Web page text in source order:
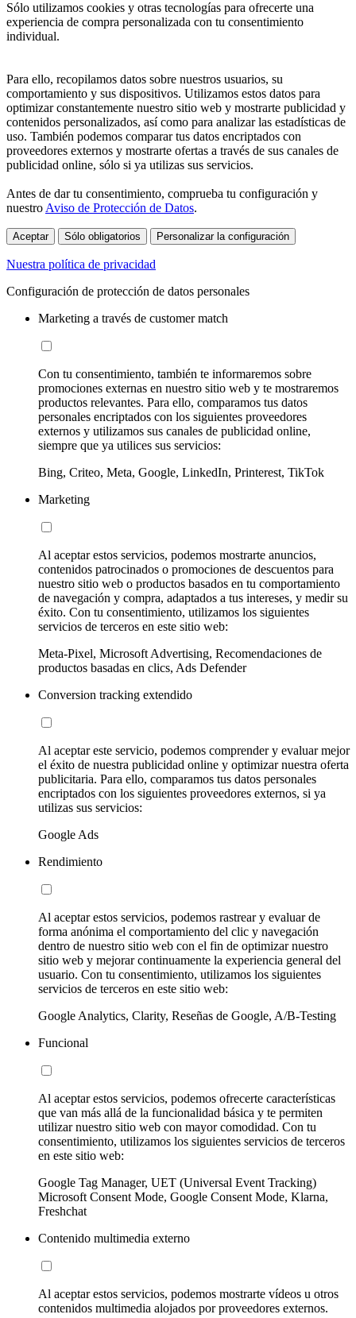
Sólo utilizamos cookies y otras tecnologías para ofrecerte una
experiencia de compra personalizada con tu consentimiento
individual.
Para ello, recopilamos datos sobre nuestros usuarios, su
comportamiento y sus dispositivos. Utilizamos estos datos para
optimizar constantemente nuestro sitio web y mostrarte publicidad y
contenidos personalizados, así como para analizar las estadísticas de
uso. También podemos comparar tus datos encriptados con
proveedores externos y mostrarte ofertas a través de sus canales de
publicidad online, sólo si ya utilizas sus servicios.
Antes de dar tu consentimiento, comprueba tu configuración y
nuestro Aviso de Protección de Datos.
Aceptar Sólo obligatorios Personalizar la configuración
Nuestra política de privacidad
Configuración de protección de datos personales
Marketing a través de customer match
Con tu consentimiento, también te informaremos sobre
promociones externas en nuestro sitio web y te mostraremos
productos relevantes. Para ello, comparamos tus datos
personales encriptados con los siguientes proveedores
externos y utilizamos sus canales de publicidad online,
siempre que ya utilices sus servicios:
Bing, Criteo, Meta, Google, LinkedIn, Printerest, TikTok
Marketing
Al aceptar estos servicios, podemos mostrarte anuncios,
contenidos patrocinados o promociones de descuentos para
nuestro sitio web o productos basados en tu comportamiento
de navegación y compra, adaptados a tus intereses, y medir su
éxito. Con tu consentimiento, utilizamos los siguientes
servicios de terceros en este sitio web:
Meta-Pixel, Microsoft Advertising, Recomendaciones de
productos basadas en clics, Ads Defender
Conversion tracking extendido
Al aceptar este servicio, podemos comprender y evaluar mejor
el éxito de nuestra publicidad online y optimizar nuestra oferta
publicitaria. Para ello, comparamos tus datos personales
encriptados con los siguientes proveedores externos, si ya
utilizas sus servicios:
Google Ads
Rendimiento
Al aceptar estos servicios, podemos rastrear y evaluar de
forma anónima el comportamiento del clic y navegación
dentro de nuestro sitio web con el fin de optimizar nuestro
sitio web y mejorar continuamente la experiencia general del
usuario. Con tu consentimiento, utilizamos los siguientes
servicios de terceros en este sitio web:
Google Analytics, Clarity, Reseñas de Google, A/B-Testing
Funcional
Al aceptar estos servicios, podemos ofrecerte características
que van más allá de la funcionalidad básica y te permiten
utilizar nuestro sitio web con mayor comodidad. Con tu
consentimiento, utilizamos los siguientes servicios de terceros
en este sitio web:
Google Tag Manager, UET (Universal Event Tracking)
Microsoft Consent Mode, Google Consent Mode, Klarna,
Freshchat
Contenido multimedia externo
Al aceptar estos servicios, podemos mostrarte vídeos u otros
contenidos multimedia alojados por proveedores externos.